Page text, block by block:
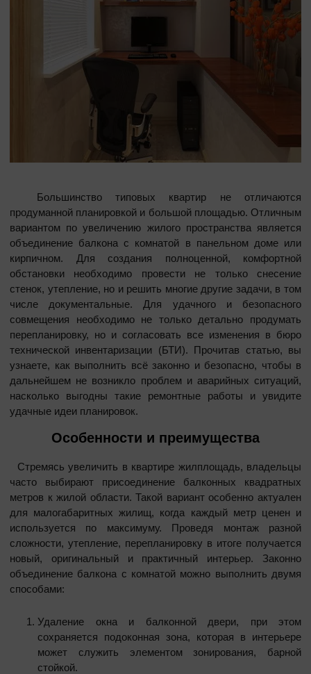
Окна в области
По назначению
Декор
Евроокна
Пластиковые окна
Большинство типовых квартир не отличаются
продуманной планировкой и большой площадью. Отличным
вариантом по увеличению жилого пространства является
объединение балкона с комнатой в панельном доме или
кирпичном. Для создания полноценной, комфортной
обстановки необходимо провести не только снесение
стенок, утепление, но и решить многие другие задачи, в том
числе документальные. Для удачного и безопасного
совмещения необходимо не только детально продумать
перепланировку, но и согласовать все изменения в бюро
технической инвентаризации (БТИ). Прочитав статью, вы
узнаете, как выполнить всё законно и безопасно, чтобы в
дальнейшем не возникло проблем и аварийных ситуаций,
насколько выгодны такие ремонтные работы и увидите
удачные идеи планировок.
Особенности и преимущества
Стремясь увеличить в квартире жилплощадь, владельцы
часто выбирают присоединение балконных квадратных
метров к жилой области. Такой вариант особенно актуален
для малогабаритных жилищ, когда каждый метр ценен и
используется по максимуму. Проведя монтаж разной
сложности, утепление, перепланировку в итоге получается
новый, оригинальный и практичный интерьер. Законно
объединение балкона с комнатой можно выполнить двумя
способами:
Удаление окна и балконной двери, при этом
сохраняется подоконная зона, которая в интерьере
может служить элементом зонирования, барной
стойкой.